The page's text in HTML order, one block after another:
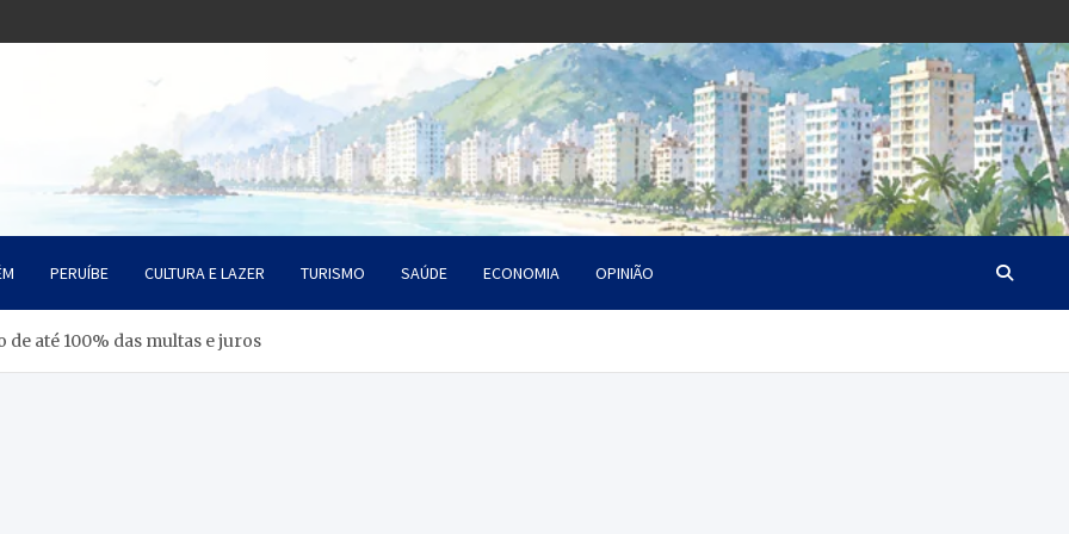
Litoral SP
PERUÍBE CULTURA E LAZER TURISMO SAÚDE ECONOMIA OPINIÃO
até 100% das multas e juros